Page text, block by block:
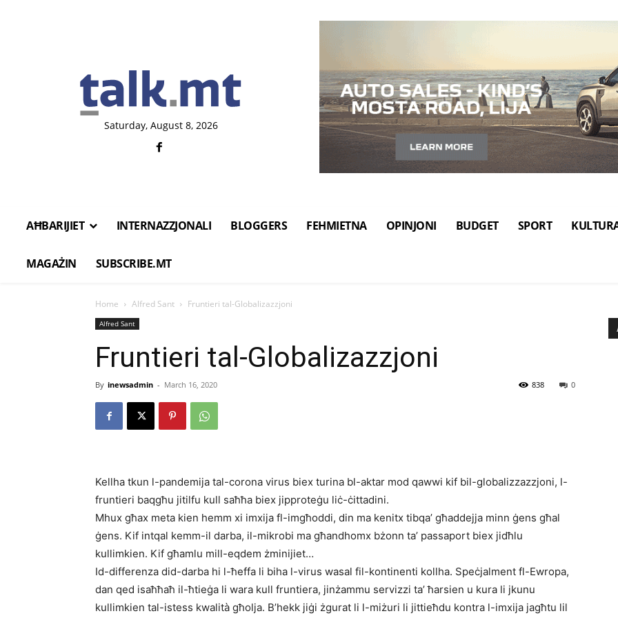
Saturday, August 8, 2026
AĦBARIJIET INTERNAZZJONALI BLOGGERS FEHMIETNA OPINJONI BUDGET SPORT
MAGAŻIN SUBSCRIBE.MT
Home Alfred Sant Fruntieri tal-Globalizazzjoni
Alfred Sant
Fruntieri tal-Globalizazzjoni
By inewsadmin - March 16, 2020 0
838
Kellha tkun l-pandemija tal-corona virus biex turina bl-aktar mod qawwi kif bil-globalizzazzjoni, l-
fruntieri baqgħu jitilfu kull saħħa biex jipproteġu liċ-ċittadini.
Mhux għax meta kien hemm xi imxija fl-imgħoddi, din ma kenitx tibqa’ għaddejja minn ġens għal
ġens. Kif intqal kemm-il darba, il-mikrobi ma għandhomx bżonn ta’ passaport biex jidħlu
kullimkien. Kif għamlu mill-eqdem żminijiet…
Id-differenza did-darba hi l-ħeffa li biha l-virus wasal fil-kontinenti kollha. Speċjalment fl-Ewropa,
dan qed isaħħaħ il-ħtieġa li wara kull fruntiera, jinżammu servizzi ta’ ħarsien u kura li jkunu
kullimkien tal-istess kwalità għolja. B’hekk jiġi żgurat li l-miżuri li jittieħdu kontra l-imxija jagħtu lil